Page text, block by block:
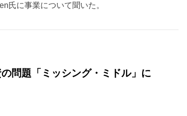
氏に事業について聞いた。
問題「ミッシング・ミドル」に